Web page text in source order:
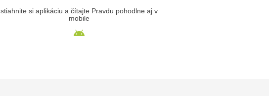
stiahnite si aplikáciu a čítajte Pravdu pohodlne aj v
mobile